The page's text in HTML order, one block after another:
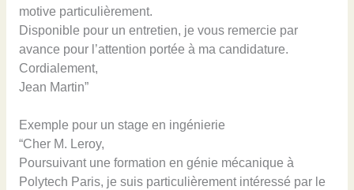
motive particulièrement.
Disponible pour un entretien, je vous remercie par
avance pour l’attention portée à ma candidature.
Cordialement,
Jean Martin”
Exemple pour un stage en ingénierie
“Cher M. Leroy,
Poursuivant une formation en génie mécanique à
Polytech Paris, je suis particulièrement intéressé par le